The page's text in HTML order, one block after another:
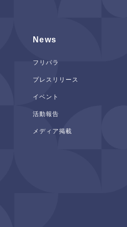
News
フリパラ
プレスリリース
イベント
活動報告
メディア掲載